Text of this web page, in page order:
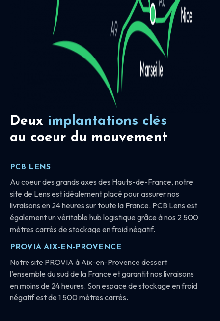
Deux implantations clés
au coeur du mouvement
PCB LENS
Au coeur des grands axes des Hauts-de-France, notre
site de Lens est idéalement placé pour assurer nos
livraisons en 24 heures sur toute la France. PCB Lens est
également un véritable hub logistique grâce à nos 2 500
mètres carrés de stockage en froid négatif.
PROVIA AIX-EN-PROVENCE
Notre site PROVIA à Aix-en-Provence dessert
l’ensemble du sud de la France et garantit nos livraisons
en moins de 24 heures. Son espace de stockage en froid
négatif est de 1 500 mètres carrés.